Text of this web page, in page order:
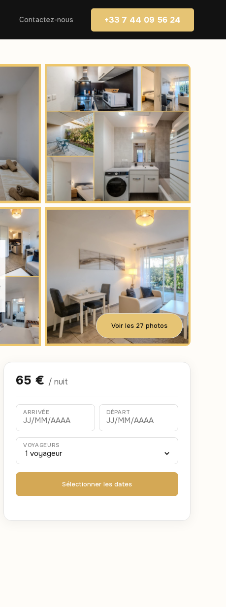
Contactez-nous +33 7 44 09 56 24
Voir les 27 photos
65 € / nuit
ARRIVÉE DÉPART
VOYAGEURS
Sélectionner les dates